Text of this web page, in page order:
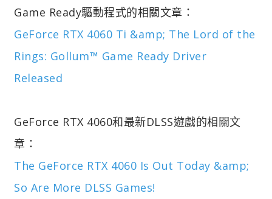
Game Ready驅動程式的相關文章：
GeForce RTX 4060 Ti &amp; The Lord of the
Rings: Gollum™ Game Ready Driver
Released
GeForce RTX 4060和最新DLSS遊戲的相關文
章：
The GeForce RTX 4060 Is Out Today &amp;
So Are More DLSS Games!